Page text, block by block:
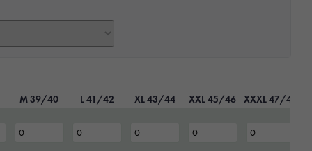
M 39/40 L 41/42 XL 43/44 XXL 45/46 XXXL 47/48